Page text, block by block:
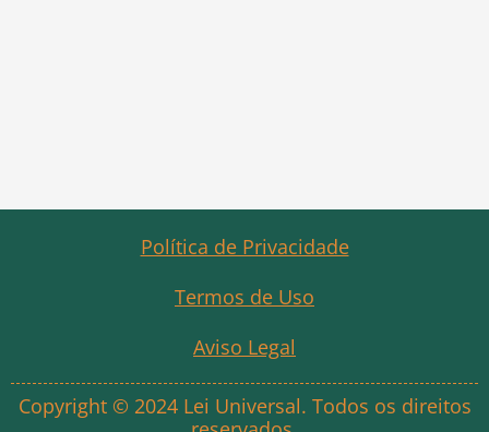
Política de Privacidade
Termos de Uso
Aviso Legal
Copyright © 2024 Lei Universal. Todos os direitos